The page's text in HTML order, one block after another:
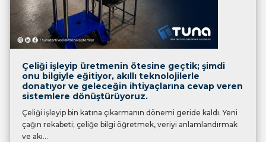
Çeliği işleyip üretmenin ötesine geçtik; şimdi
onu bilgiyle eğitiyor, akıllı teknolojilerle
donatıyor ve geleceğin ihtiyaçlarına cevap veren
sistemlere dönüştürüyoruz.
Çeliği işleyip bin katına çıkarmanın dönemi geride kaldı. Yeni
çağın rekabeti; çeliğe bilgi öğretmek, veriyi anlamlandırmak
ve akı...